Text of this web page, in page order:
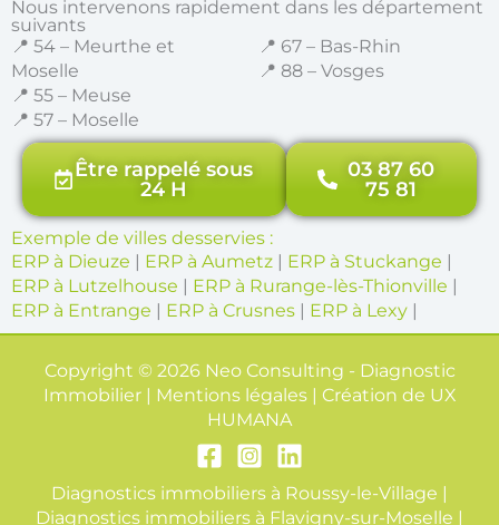
Nous intervenons rapidement dans les département
suivants
📍 54 – Meurthe et
Moselle
📍 55 – Meuse
📍 57 – Moselle
📍 67 – Bas-Rhin
📍 88 – Vosges
Être rappelé sous
24 H
03 87 60
75 81
Exemple de villes desservies :
ERP à Dieuze | ERP à Aumetz | ERP à Stuckange |
ERP à Lutzelhouse | ERP à Rurange-lès-Thionville |
ERP à Entrange | ERP à Crusnes | ERP à Lexy |
Copyright © 2026 Neo Consulting - Diagnostic
Immobilier | Mentions légales | Création de UX
HUMANA
Diagnostics immobiliers à Roussy-le-Village |
Diagnostics immobiliers à Flavigny-sur-Moselle |